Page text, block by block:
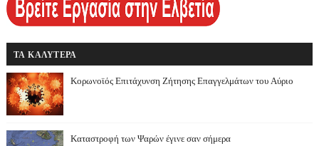
ΤΑ ΚΑΛΥΤΕΡΑ
Κορωνοϊός Επιτάχυνση Ζήτησης Επαγγελμάτων του Αύριο
Καταστροφή των Ψαρών έγινε σαν σήμερα